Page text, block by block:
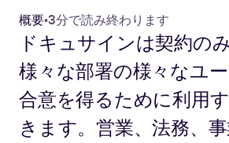
概要•3分で読み終わります
ドキュサインは契約の
様々な部署の様々なユ
合意を得るために利用
きます。営業、法務、